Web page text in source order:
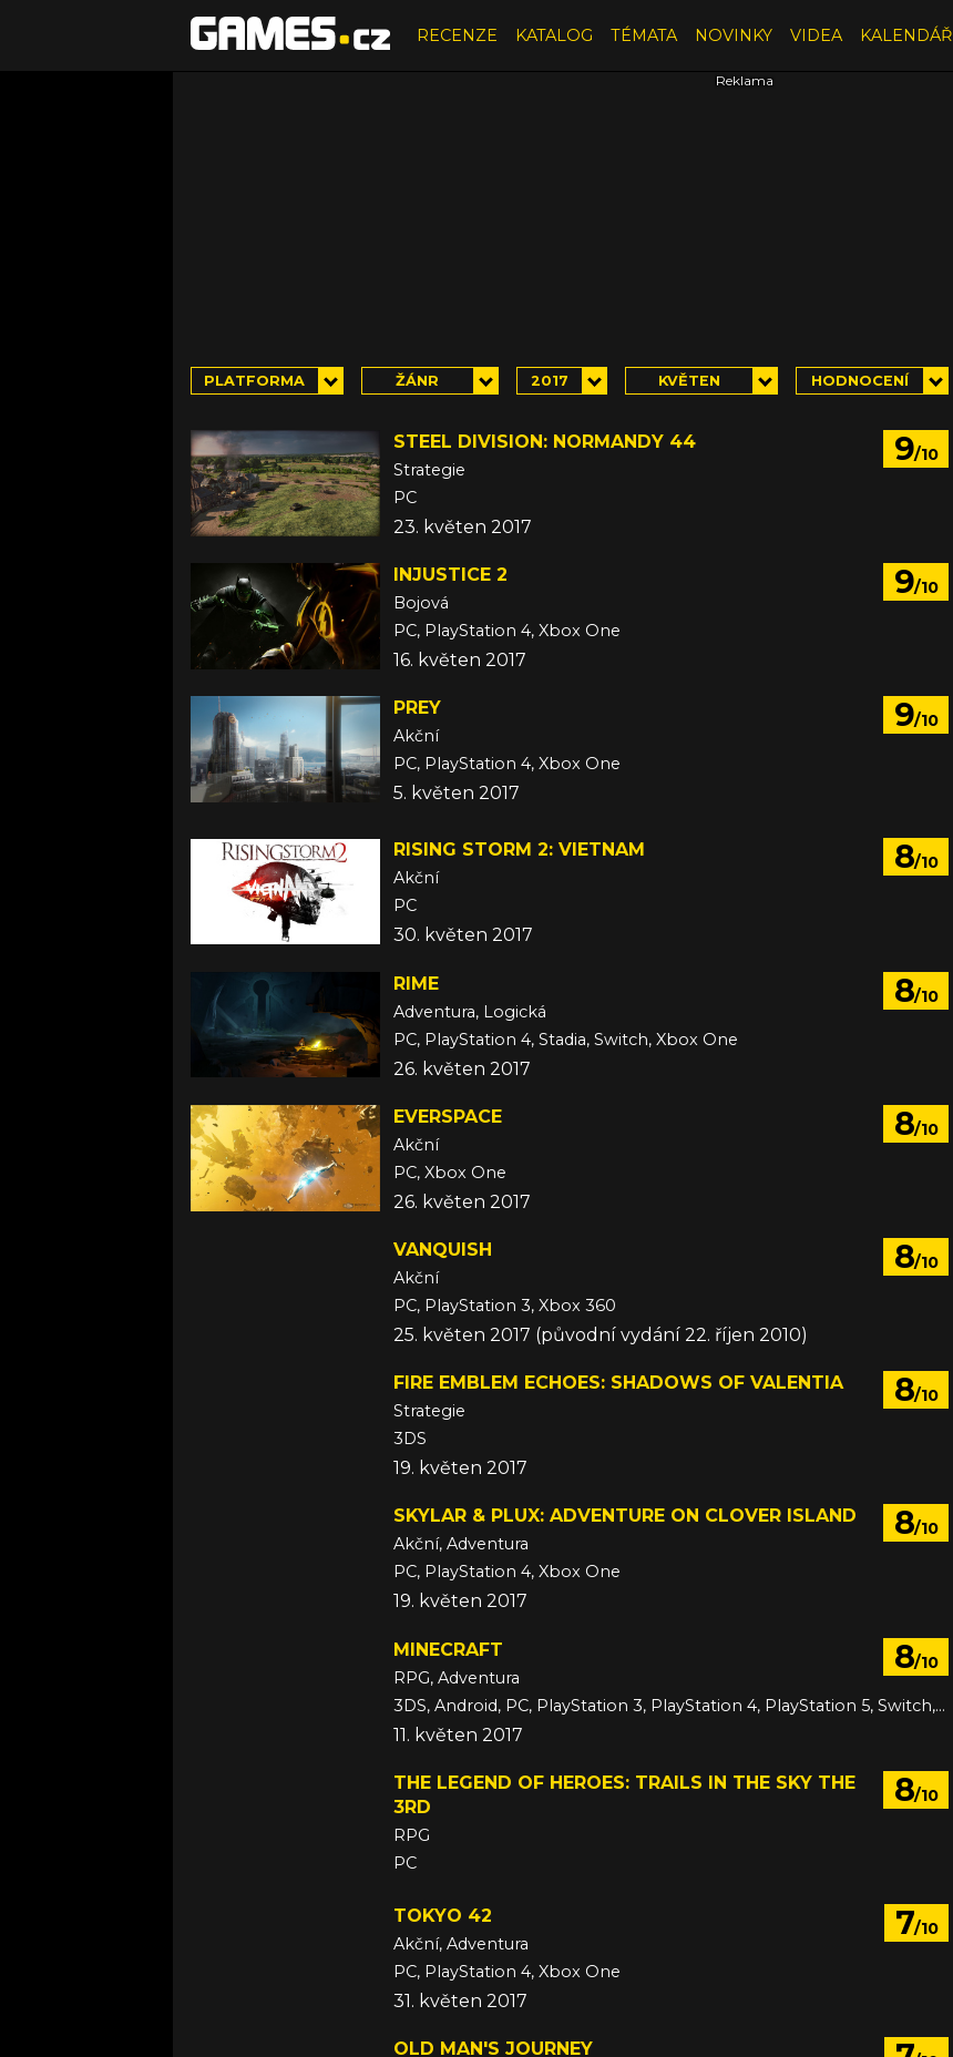
RECENZE KATALOG TÉMATA NOVINKY VIDEA KALENDÁŘ
PLATFORMA ŽÁNR 2017 KVĚTEN HODNOCENÍ
9/10
STEEL DIVISION: NORMANDY 44
Strategie
PC
23. květen 2017
9/10
INJUSTICE 2
Bojová
PC, PlayStation 4, Xbox One
16. květen 2017
9/10
PREY
Akční
PC, PlayStation 4, Xbox One
5. květen 2017
8/10
RISING STORM 2: VIETNAM
Akční
PC
30. květen 2017
8/10
RIME
Adventura, Logická
PC, PlayStation 4, Stadia, Switch, Xbox One
26. květen 2017
8/10
EVERSPACE
Akční
PC, Xbox One
26. květen 2017
8/10
VANQUISH
Akční
PC, PlayStation 3, Xbox 360
25. květen 2017 (původní vydání 22. říjen 2010)
8/10
FIRE EMBLEM ECHOES: SHADOWS OF VALENTIA
Strategie
3DS
19. květen 2017
8/10
SKYLAR & PLUX: ADVENTURE ON CLOVER ISLAND
Akční, Adventura
PC, PlayStation 4, Xbox One
19. květen 2017
8/10
MINECRAFT
RPG, Adventura
3DS, Android, PC, PlayStation 3, PlayStation 4, PlayStation 5, Switch, Switch 2, VITA, Wii U, Xbox 360, Xbox One, Xbox Series, iOS
11. květen 2017
8/10
THE LEGEND OF HEROES: TRAILS IN THE SKY THE
3RD
RPG
PC
7/10
TOKYO 42
Akční, Adventura
PC, PlayStation 4, Xbox One
31. květen 2017
OLD MAN'S JOURNEY